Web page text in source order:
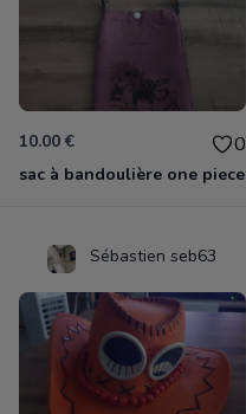
10.00 € 0
sac à bandoulière one piece
Sébastien seb63